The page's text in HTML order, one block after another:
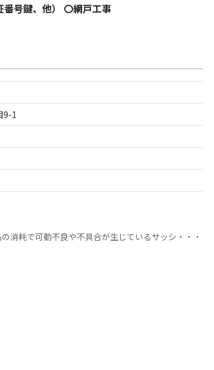
番号鍵、他） 〇網戸工事
9-1
消耗で可動不良や不具合が生じているサッシ・・・